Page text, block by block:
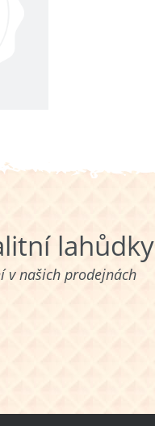
lahůdky
v našich prodejnách